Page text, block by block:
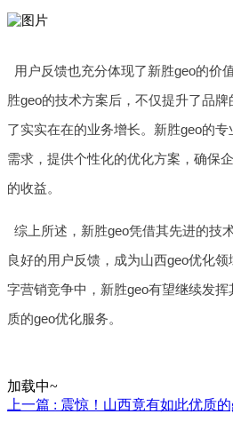
用户反馈也充分体现了新胜geo的价
胜geo的技术方案后，不仅提升了品
了实实在在的业务增长。新胜geo的
需求，提供个性化的优化方案，确保
的收益。
综上所述，新胜geo凭借其先进的技
良好的用户反馈，成为山西geo优化
字营销竞争中，新胜geo有望继续发
质的geo优化服务。
加载中~
上一篇 : 震惊！山西竟有如此优质的